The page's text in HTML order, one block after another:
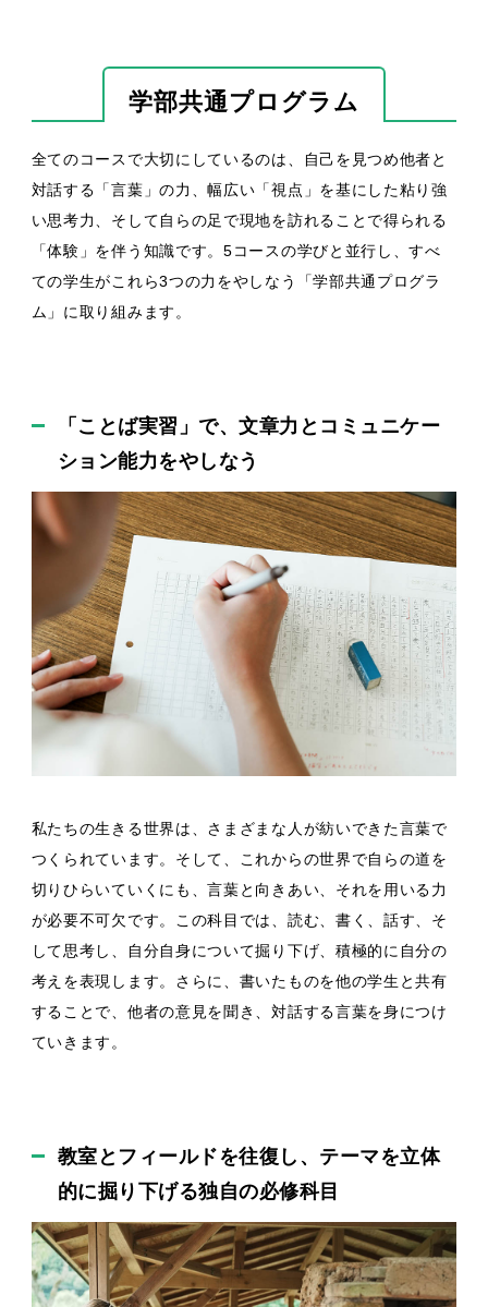
学部共通プログラム
全てのコースで大切にしているのは、自己を見つめ他者と
対話する「言葉」の力、幅広い「視点」を基にした粘り強
い思考力、そして自らの足で現地を訪れることで得られる
「体験」を伴う知識です。5コースの学びと並行し、すべ
ての学生がこれら3つの力をやしなう「学部共通プログラ
ム」に取り組みます。
「ことば実習」で、文章力とコミュニケー
ション能力をやしなう
私たちの生きる世界は、さまざまな人が紡いできた言葉で
つくられています。そして、これからの世界で自らの道を
切りひらいていくにも、言葉と向きあい、それを用いる力
が必要不可欠です。この科目では、読む、書く、話す、そ
して思考し、自分自身について掘り下げ、積極的に自分の
考えを表現します。さらに、書いたものを他の学生と共有
することで、他者の意見を聞き、対話する言葉を身につけ
ていきます。
教室とフィールドを往復し、テーマを立体
的に掘り下げる独自の必修科目